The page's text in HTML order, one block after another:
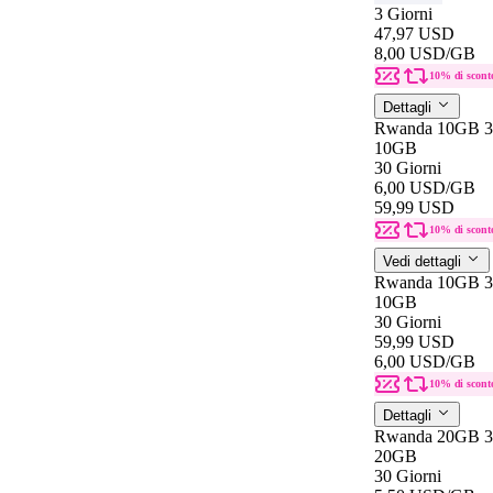
3 Giorni
47,97 USD
8,00 USD/GB
10% di
Dettagli
Rwanda 10GB
10GB
30 Giorni
6,00 USD/GB
59,99 USD
10% di
Vedi dettagli
Rwanda 10GB
10GB
30 Giorni
59,99 USD
6,00 USD/GB
10% di
Dettagli
Rwanda 20GB
20GB
30 Giorni